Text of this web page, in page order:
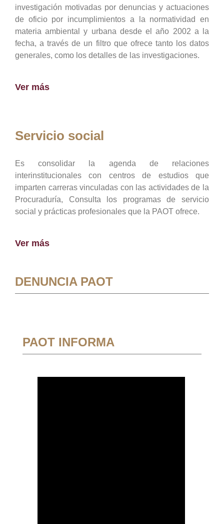
investigación motivadas por denuncias y actuaciones
de oficio por incumplimientos a la normatividad en
materia ambiental y urbana desde el año 2002 a la
fecha, a través de un filtro que ofrece tanto los datos
generales, como los detalles de las investigaciones.
Ver más
Servicio social
Es consolidar la agenda de relaciones
interinstitucionales con centros de estudios que
imparten carreras vinculadas con las actividades de la
Procuraduría, Consulta los programas de servicio
social y prácticas profesionales que la PAOT ofrece.
Ver más
DENUNCIA PAOT
PAOT INFORMA